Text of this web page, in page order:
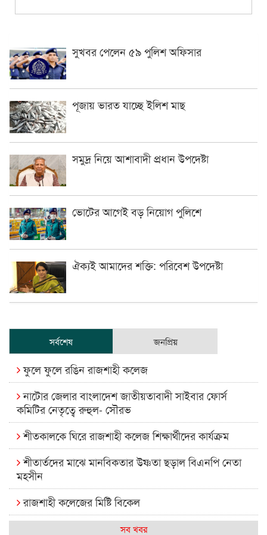
সুখবর পেলেন ৫৯ পুলিশ অফিসার
পূজায় ভারত যাচ্ছে ইলিশ মাছ
সমুদ্র নিয়ে আশাবাদী প্রধান উপদেষ্টা
ভোটের আগেই বড় নিয়োগ পুলিশে
ঐক্যই আমাদের শক্তি: পরিবেশ উপদেষ্টা
সর্বশেষ জনপ্রিয়
ফুলে ফুলে রঙিন রাজশাহী কলেজ
নাটোর জেলার বাংলাদেশ জাতীয়তাবাদী সাইবার ফোর্স
কমিটির নেতৃত্বে রুহুল- সৌরভ
শীতকালকে ঘিরে রাজশাহী কলেজ শিক্ষার্থীদের কার্যক্রম
শীতার্তদের মাঝে মানবিকতার উষ্ণতা ছড়াল বিএনপি নেতা
মহসীন
রাজশাহী কলেজের মিষ্টি বিকেল
কেমন আছে আমাদের দেশের মধ্যবিত্তরা
সব খবর